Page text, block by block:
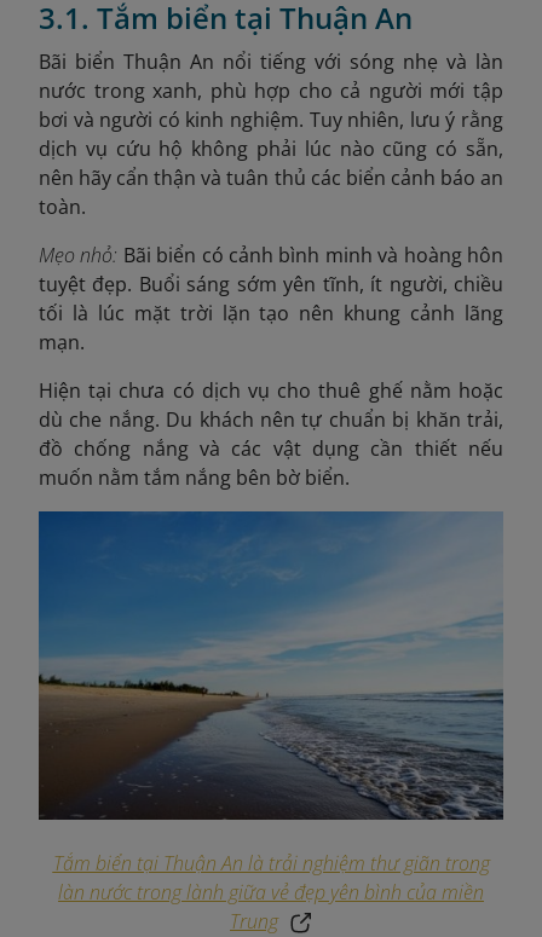
3.1. Tắm biển tại Thuận An
Bãi biển Thuận An nổi tiếng với sóng nhẹ và làn
nước trong xanh, phù hợp cho cả người mới tập
bơi và người có kinh nghiệm. Tuy nhiên, lưu ý rằng
dịch vụ cứu hộ không phải lúc nào cũng có sẵn,
nên hãy cẩn thận và tuân thủ các biển cảnh báo an
toàn.
Mẹo nhỏ: Bãi biển có cảnh bình minh và hoàng hôn
tuyệt đẹp. Buổi sáng sớm yên tĩnh, ít người, chiều
tối là lúc mặt trời lặn tạo nên khung cảnh lãng
mạn.
Hiện tại chưa có dịch vụ cho thuê ghế nằm hoặc
dù che nắng. Du khách nên tự chuẩn bị khăn trải,
đồ chống nắng và các vật dụng cần thiết nếu
muốn nằm tắm nắng bên bờ biển.
Tắm biển tại Thuận An là trải nghiệm thư giãn trong
làn nước trong lành giữa vẻ đẹp yên bình của miền
Trung